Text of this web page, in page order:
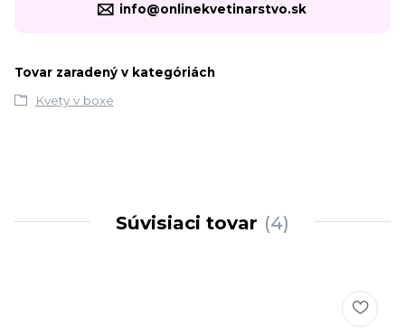
info@onlinekvetinarstvo.sk
Tovar zaradený v kategóriách
Kvety v boxe
Súvisiaci tovar 4